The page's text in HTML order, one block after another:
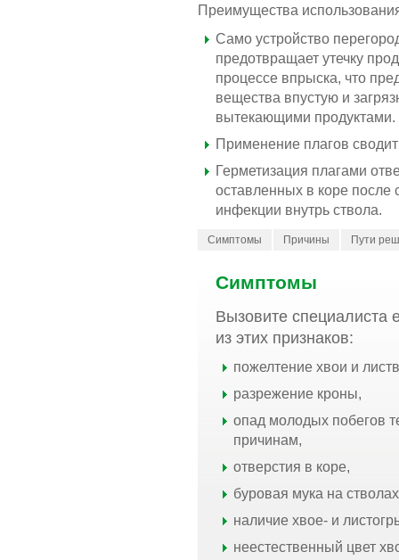
Преимущества
Само устройство
предотвращает утечку
процессе впрыска, что
вещества впустую и
вытекающими продуктами.
Применение плагов
Герметизация плагами
оставленных в коре после
инфекции внутрь ствола.
Симптомы Причины Пути
Симптомы
Вызовите специалиста
из этих признаков:
пожелтение хвои и
разрежение кроны,
опад молодых побегов
причинам,
отверстия в коре,
буровая мука на
наличие хвое- и
неестественный цвет